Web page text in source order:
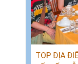
TOP ĐỊA